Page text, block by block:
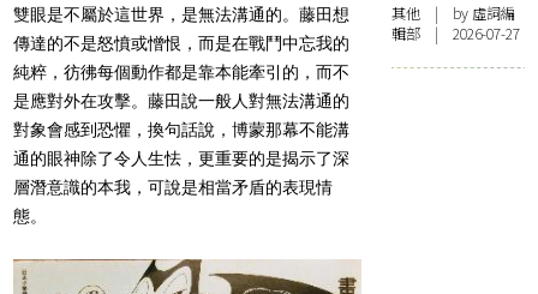
雙眼是不屬於這世界，是無法溝通的。藤田想
傳達的不是怒憤或憎恨，而是在戰鬥中忘我的
純粹，彷彿每個動作都是靠本能牽引的，而不
是應對外在攻擊。藤田說一般人對無法溝通的
對象會感到恐懼，換句話說，博蒙那幕不能溝
通的眼神除了令人生怯，更重要的是揭示了深
層潛意識的本我，可說是相當矛盾的表現情
態。
其他 | by 虛詞編
輯部 | 2026-07-27